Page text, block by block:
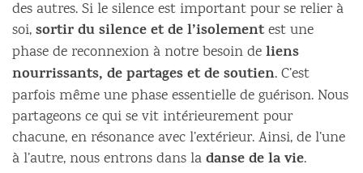
des autres. Si le silence est important pour se relier à
soi,sortir du silence et de l’isolementest une
phase de reconnexion à notre besoin deliens
nourrissants, de partages et de soutien. C’est
parfois même une phase essentielle de guérison. Nous
partageons ce qui se vit intérieurement pour
chacune, en résonance avec l’extérieur. Ainsi, de l’une
à l’autre, nous entrons dans ladanse de la vie.